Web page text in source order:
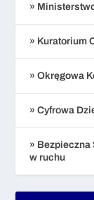
»
» Kuratorium
» Okręgowa
» Cyfrowa
» Bezpieczna
w ruchu